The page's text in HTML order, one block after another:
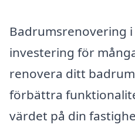
Badrumsrenovering
investering för
renovera ditt
förbättra
värdet på din